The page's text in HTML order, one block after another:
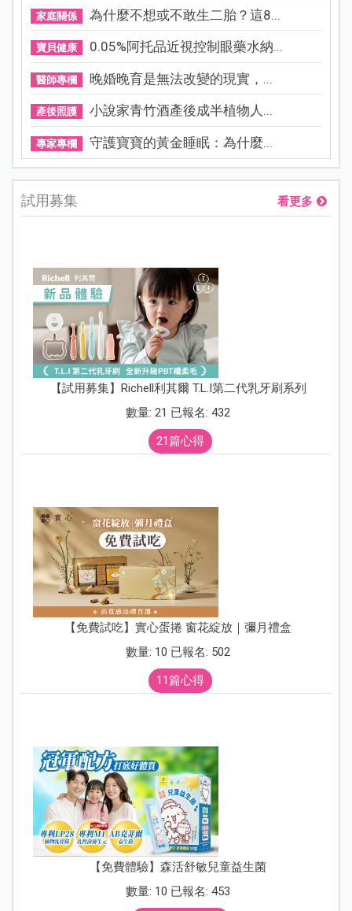
家庭關係 為什麼不想或不敢生二胎？這8...
寶貝健康 0.05%阿托品近視控制眼藥水納...
醫師專欄 晚婚晚育是無法改變的現實，...
產後照護 小說家青竹酒產後成半植物人...
專家專欄 守護寶寶的黃金睡眠：為什麼...
試用募集 看更多
【試用募集】Richell利其爾 T.L.I第二代乳牙刷系列
數量: 21 已報名: 432
21篇心得
【免費試吃】實心蛋捲 窗花綻放｜彌月禮盒
數量: 10 已報名: 502
11篇心得
【免費體驗】森活舒敏兒童益生菌
數量: 10 已報名: 453